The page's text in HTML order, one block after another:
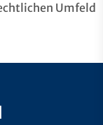
Umfeld